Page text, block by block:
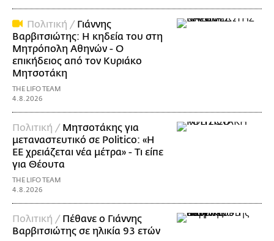
Πολιτική / Γιάννης
Βαρβιτσιώτης: Η κηδεία του στη
Μητρόπολη Αθηνών - Ο
επικήδειος από τον Κυριάκο
Μητσοτάκη
THE LIFO TEAM
4.8.2026
Πολιτική / Μητσοτάκης για
μεταναστευτικό σε Politico: «Η
ΕΕ χρειάζεται νέα μέτρα» - Τι είπε
για Θέουτα
THE LIFO TEAM
4.8.2026
Πολιτική / Πέθανε ο Γιάννης
Βαρβιτσιώτης σε ηλικία 93 ετών